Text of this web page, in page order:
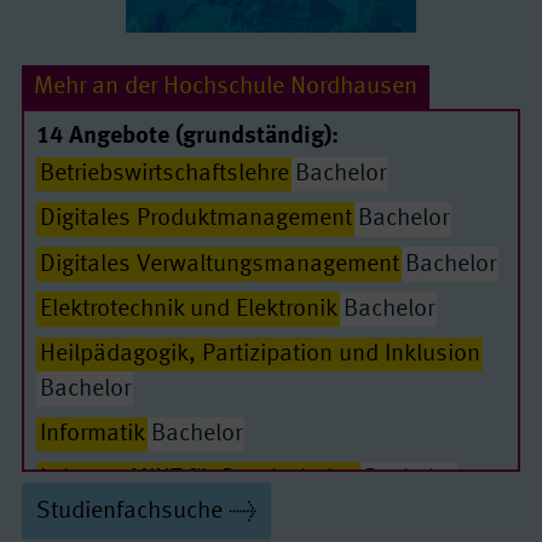
Passende Seiten
Mehr an der Hochschule Nordhausen
14 Angebote (grundständig):
Betriebswirtschaftslehre Bachelor
Digitales Produktmanagement Bachelor
Digitales Verwaltungsmanagement Bachelor
Elektrotechnik und Elektronik Bachelor
Heilpädagogik, Partizipation und Inklusion
Bachelor
Informatik Bachelor
Lehramt MINT für Regelschulen Bachelor
Maschinenbau Bachelor
Studienfachsuche